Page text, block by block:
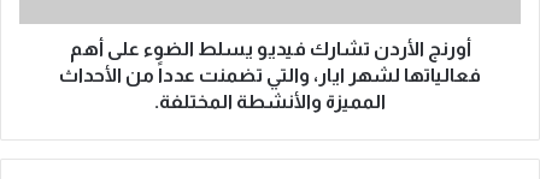
أورنج الأردن تشارك فيديو يسلط الضوء على أهم
فعالياتها لشهر ايار، والتي تضمنت عدداً من الأحداث
المميزة والأنشطة المختلفة.